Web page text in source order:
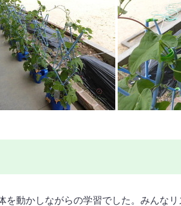
を動かしながらの学習でした。みんな